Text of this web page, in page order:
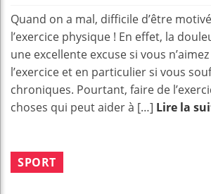
Quand on a mal, difficile d’être
l’exercice physique ! En effet, la
une excellente excuse si vous
l’exercice et en particulier si vous
chroniques. Pourtant, faire de
choses qui peut aider à […] Lire la
SPORT